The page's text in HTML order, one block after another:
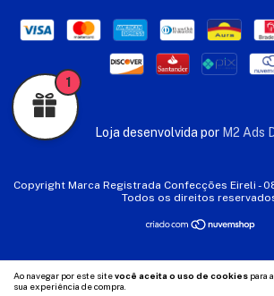
Ao navegar por este sitevocê aceita o uso de cookies para
sua experiência de compra.
Loja desenvolvida por M2 Ads
Copyright Marca Registrada Confecções Eireli -
Todos os direitos
1